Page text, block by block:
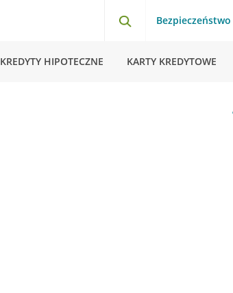
Bezpieczeństwo
KREDYTY HIPOTECZNE KARTY KREDYTOWE